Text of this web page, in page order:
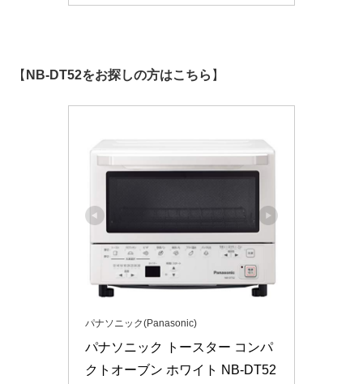
【 NB-DT52をお探しの方はこちら 】
パナソニック(Panasonic)
パナソニック トースター コンパ
クトオーブン ホワイト NB-DT52